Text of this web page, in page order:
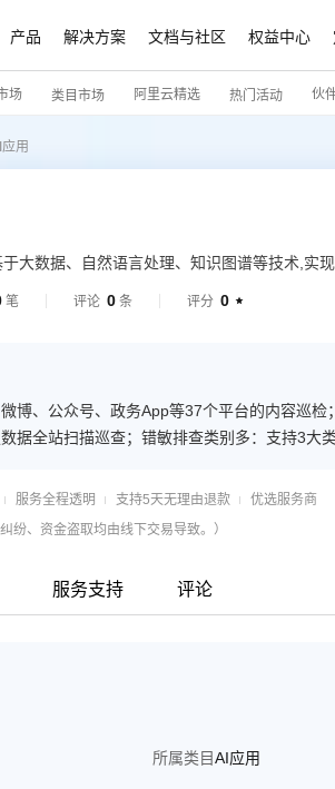
产品 解决方案 文档与社区 权益中心
场 类目市场 阿里云精选 热门活动 伙
用
大数据、自然语言处理、知识图谱等技术,实
笔 评论 0 条 评分 0 
博、公众号、政务App等37个平台的内容巡
据全站扫描巡查；错敏排查类别多：支持3大
服务全程透明 支持5天无理由退款
优选服务商
纷、资金盗取均由线下交易导致。）
服务支持 评论
所属类目AI应用